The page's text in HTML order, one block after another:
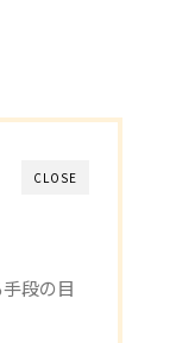
CLOSE
段の目